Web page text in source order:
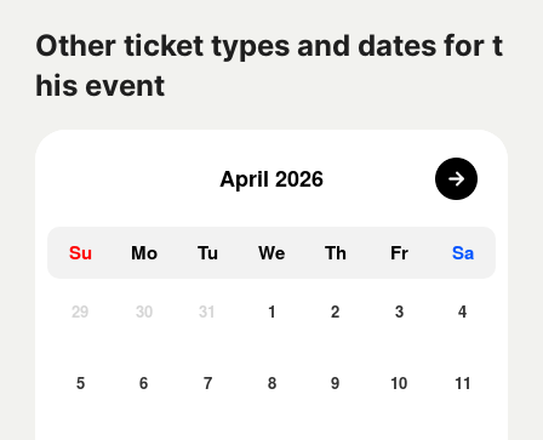
Other ticket types and dates for t
his event
April 2026
Su Mo Tu We Th Fr Sa
29 30 31 1 2 3 4
5 6 7 8 9 10 11